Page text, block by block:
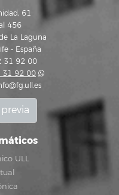
61
456
La Laguna
- España
31 92 00
31 92 00
ULL